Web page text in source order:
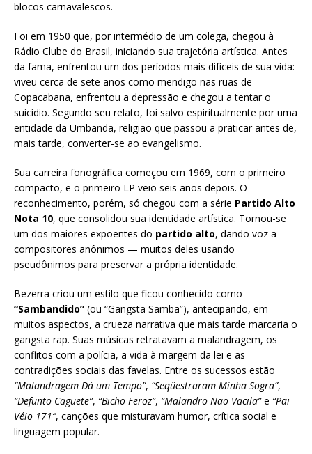
blocos carnavalescos.
Foi em 1950 que, por intermédio de um colega, chegou à
Rádio Clube do Brasil, iniciando sua trajetória artística. Antes
da fama, enfrentou um dos períodos mais difíceis de sua vida:
viveu cerca de sete anos como mendigo nas ruas de
Copacabana, enfrentou a depressão e chegou a tentar o
suicídio. Segundo seu relato, foi salvo espiritualmente por uma
entidade da Umbanda, religião que passou a praticar antes de,
mais tarde, converter-se ao evangelismo.
Sua carreira fonográfica começou em 1969, com o primeiro
compacto, e o primeiro LP veio seis anos depois. O
reconhecimento, porém, só chegou com a série Partido Alto
Nota 10, que consolidou sua identidade artística. Tornou-se
um dos maiores expoentes do partido alto, dando voz a
compositores anônimos — muitos deles usando
pseudônimos para preservar a própria identidade.
Bezerra criou um estilo que ficou conhecido como
“Sambandido” (ou “Gangsta Samba”), antecipando, em
muitos aspectos, a crueza narrativa que mais tarde marcaria o
gangsta rap. Suas músicas retratavam a malandragem, os
conflitos com a polícia, a vida à margem da lei e as
contradições sociais das favelas. Entre os sucessos estão
“Malandragem Dá um Tempo”, “Seqüestraram Minha Sogra”,
“Defunto Caguete”, “Bicho Feroz”, “Malandro Não Vacila”e “Pai
Véio 171”, canções que misturavam humor, crítica social e
linguagem popular.